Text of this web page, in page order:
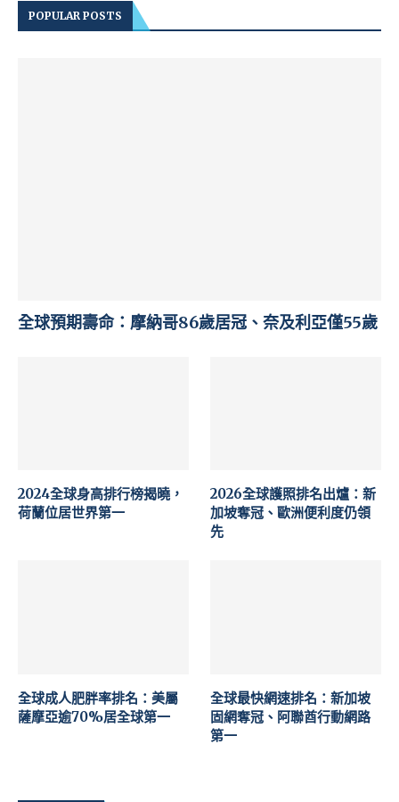
POPULAR POSTS
全球預期壽命：摩納哥86歲居冠、奈及利亞僅55歲
2024全球身高排行榜揭曉，
荷蘭位居世界第一
2026全球護照排名出爐：新
加坡奪冠、歐洲便利度仍領
先
全球成人肥胖率排名：美屬
薩摩亞逾70%居全球第一
全球最快網速排名：新加坡
固網奪冠、阿聯酋行動網路
第一